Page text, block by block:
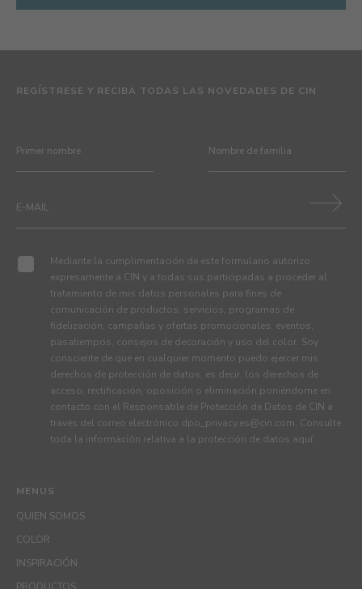
MENUS
QUIEN SOMOS
COLOR
INSPIRACIÓN
PRODUCTOS
REGÍSTRESE Y RECIBA TODAS LAS NOVEDADES DE CIN
Mediante la cumplimentación de este formulario autorizo
expresamente a CIN y a todas sus participadas a proceder al
tratamiento de mis datos personales para fines de
comunicación de productos, servicios, programas de
fidelización, campañas y ofertas promocionales, eventos,
pasatiempos, consejos de decoración y uso del color. Soy
consciente de que en cualquier momento puedo ejercer mis
derechos de protección de datos, es decir, los derechos de
acceso, rectificación, oposición o eliminación poniéndome en
contacto con el Responsable de Protección de Datos de CIN a
través del correo electrónico dpo_privacy.es@cin.com. Consulte
toda la información relativa a la protección de datos aquí.